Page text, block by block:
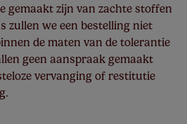
gemaakt zijn van zachte stoffen
zullen we een bestelling niet
de maten van de tolerantie
geen aanspraak gemaakt
vervanging of restitutie